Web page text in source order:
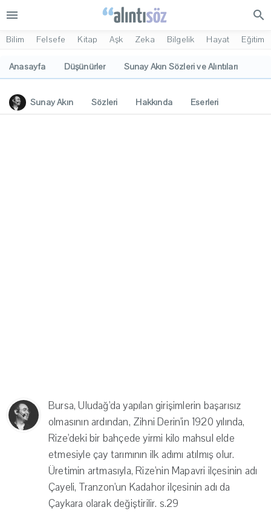
menu search
Bilim Felsefe Kitap Aşk Zeka Bilgelik Hayat Eğitim
Anasayfa Düşünürler Sunay Akın Sözleri ve Alıntıları
Sunay Akın Sözleri Hakkında
Eserleri
Bursa, Uludağ'da yapılan girişimlerin başarısız
olmasının ardından, Zihni Derin'in 1920 yılında,
Rize'deki bir bahçede yirmi kilo mahsul elde
etmesiyle çay tarımının ilk adımı atılmış olur.
Üretimin artmasıyla, Rize'nin Mapavri ilçesinin adı
Çayeli, Tranzon'un Kadahor ilçesinin adı da
Çaykara olarak değiştirilir. s.29